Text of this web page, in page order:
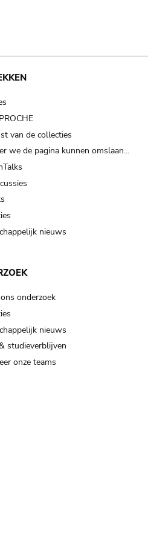
van de collecties
we de pagina kunnen omslaan…
nieuws
onderzoek
nieuws
studieverblijven
onze teams